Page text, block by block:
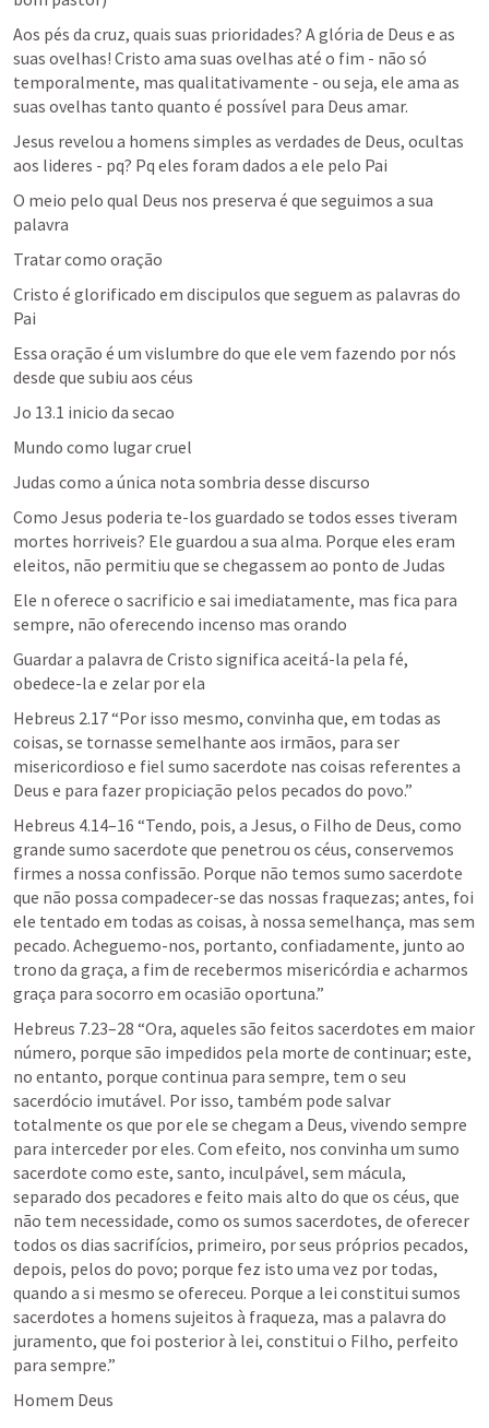
Aos pés da cruz, quais suas prioridades? A glória de Deus e as
suas ovelhas! Cristo ama suas ovelhas até o fim - não só
temporalmente, mas qualitativamente - ou seja, ele ama as
suas ovelhas tanto quanto é possível para Deus amar.
Jesus revelou a homens simples as verdades de Deus, ocultas
aos lideres - pq? Pq eles foram dados a ele pelo Pai
O meio pelo qual Deus nos preserva é que seguimos a sua
palavra
Tratar como oração
Cristo é glorificado em discipulos que seguem as palavras do
Pai
Essa oração é um vislumbre do que ele vem fazendo por nós
desde que subiu aos céus
Jo 13.1 inicio da secao
Mundo como lugar cruel
Judas como a única nota sombria desse discurso
Como Jesus poderia te-los guardado se todos esses tiveram
mortes horriveis? Ele guardou a sua alma. Porque eles eram
eleitos, não permitiu que se chegassem ao ponto de Judas
Ele n oferece o sacrificio e sai imediatamente, mas fica para
sempre, não oferecendo incenso mas orando
Guardar a palavra de Cristo significa aceitá-la pela fé,
obedece-la e zelar por ela
Hebreus 2.17 “Por isso mesmo, convinha que, em todas as
coisas, se tornasse semelhante aos irmãos, para ser
misericordioso e fiel sumo sacerdote nas coisas referentes a
Deus e para fazer propiciação pelos pecados do povo.”
Hebreus 4.14–16 “Tendo, pois, a Jesus, o Filho de Deus, como
grande sumo sacerdote que penetrou os céus, conservemos
firmes a nossa confissão. Porque não temos sumo sacerdote
que não possa compadecer-se das nossas fraquezas; antes, foi
ele tentado em todas as coisas, à nossa semelhança, mas sem
pecado. Acheguemo-nos, portanto, confiadamente, junto ao
trono da graça, a fim de recebermos misericórdia e acharmos
graça para socorro em ocasião oportuna.”
Hebreus 7.23–28 “Ora, aqueles são feitos sacerdotes em maior
número, porque são impedidos pela morte de continuar; este,
no entanto, porque continua para sempre, tem o seu
sacerdócio imutável. Por isso, também pode salvar
totalmente os que por ele se chegam a Deus, vivendo sempre
para interceder por eles. Com efeito, nos convinha um sumo
sacerdote como este, santo, inculpável, sem mácula,
separado dos pecadores e feito mais alto do que os céus, que
não tem necessidade, como os sumos sacerdotes, de oferecer
todos os dias sacrifícios, primeiro, por seus próprios pecados,
depois, pelos do povo; porque fez isto uma vez por todas,
quando a si mesmo se ofereceu. Porque a lei constitui sumos
sacerdotes a homens sujeitos à fraqueza, mas a palavra do
juramento, que foi posterior à lei, constitui o Filho, perfeito
para sempre.”
Homem Deus